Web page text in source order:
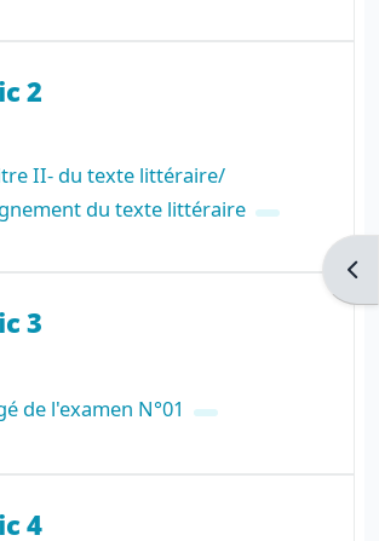
2
II- du texte littéraire/
du texte littéraire Fichier
3
de l'examen N°01 Fichier
4